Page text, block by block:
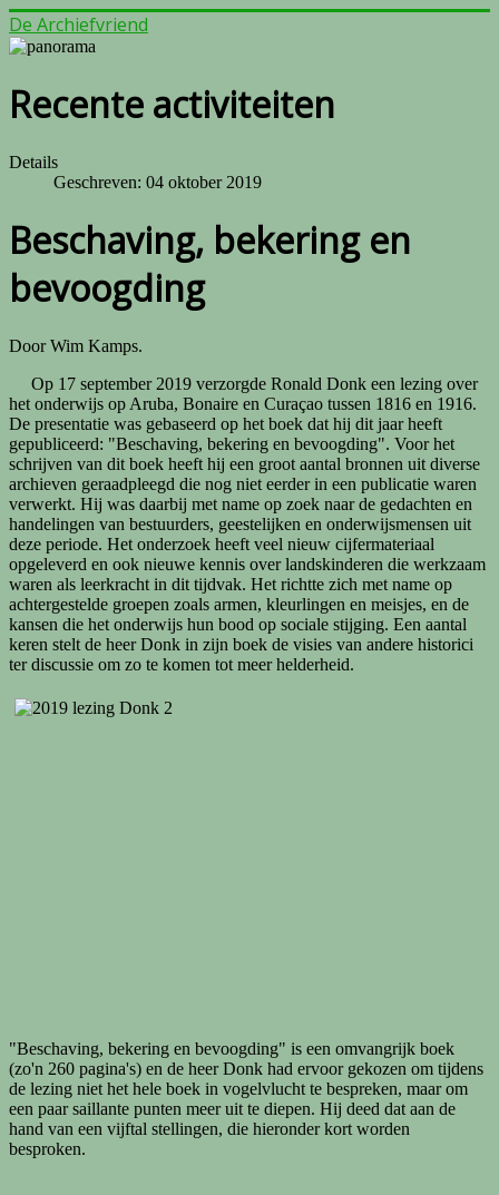
De Archiefvriend
Recente activiteiten
Details
Geschreven: 04 oktober 2019
Beschaving, bekering en
bevoogding
Door Wim Kamps.
Op 17 september 2019 verzorgde Ronald Donk een lezing over
het onderwijs op Aruba, Bonaire en Curaçao tussen 1816 en 1916.
De presentatie was gebaseerd op het boek dat hij dit jaar heeft
gepubliceerd: "Beschaving, bekering en bevoogding". Voor het
schrijven van dit boek heeft hij een groot aantal bronnen uit diverse
archieven geraadpleegd die nog niet eerder in een publicatie waren
verwerkt. Hij was daarbij met name op zoek naar de gedachten en
handelingen van bestuurders, geestelijken en onderwijsmensen uit
deze periode. Het onderzoek heeft veel nieuw cijfermateriaal
opgeleverd en ook nieuwe kennis over landskinderen die werkzaam
waren als leerkracht in dit tijdvak. Het richtte zich met name op
achtergestelde groepen zoals armen, kleurlingen en meisjes, en de
kansen die het onderwijs hun bood op sociale stijging. Een aantal
keren stelt de heer Donk in zijn boek de visies van andere historici
ter discussie om zo te komen tot meer helderheid.
"Beschaving, bekering en bevoogding" is een omvangrijk boek
(zo'n 260 pagina's) en de heer Donk had ervoor gekozen om tijdens
de lezing niet het hele boek in vogelvlucht te bespreken, maar om
een paar saillante punten meer uit te diepen. Hij deed dat aan de
hand van een vijftal stellingen, die hieronder kort worden
besproken.